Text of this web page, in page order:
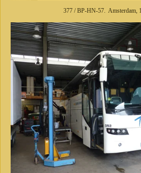
377 / BP-HN-57. Amsterdam,